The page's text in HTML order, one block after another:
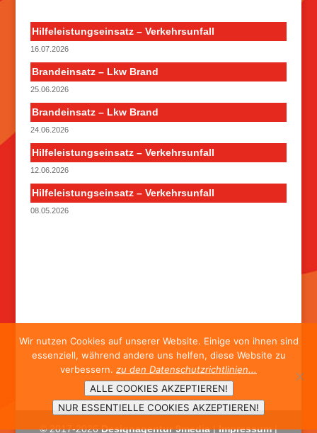
Hilfeleistungseinsatz – Verkehrsunfall
16.07.2026
Brandeinsatz – Lkw Brand
25.06.2026
Brandeinsatz – Lkw Brand
24.06.2026
Hilfeleistungseinsatz – Verkehrsunfall
12.06.2026
Hilfeleistungseinsatz – Verkehrsunfall
08.05.2026
© 2017-2026 Designagentur 9media|Impressum|
Wir nutzen Cookies auf unserer Website. Einige von ihnen sind
essenziell, während andere uns helfen, diese Website zu
verbessern. zu den Datenschutzrichtlinien...
ALLE COOKIES AKZEPTIEREN!
NUR ESSENTIELLE COOKIES AKZEPTIEREN!